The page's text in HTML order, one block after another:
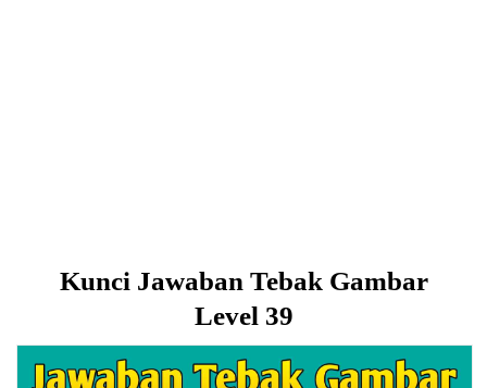
Kunci Jawaban Tebak Gambar
Level 39